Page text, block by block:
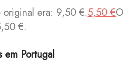
era: 9,50 €.5,50€O
€.
Portugal